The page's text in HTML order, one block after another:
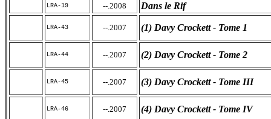
LRA-19 --.2008 Dans le Rif
LRA-43 --.2007 (1) Davy Crockett - Tome 1
LRA-44 --.2007 (2) Davy Crockett - Tome 2
LRA-45 --.2007 (3) Davy Crockett - Tome III
LRA-46 --.2007 (4) Davy Crockett - Tome IV